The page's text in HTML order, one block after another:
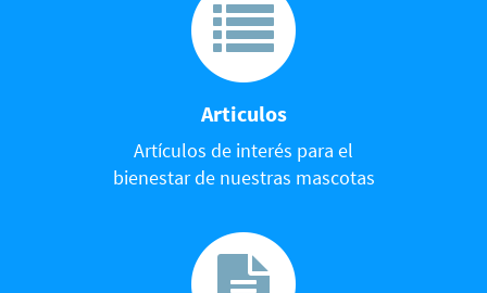
Articulos
Artículos de interés para el
bienestar de nuestras mascotas